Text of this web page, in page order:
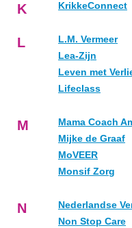
K KrikkeConnect
L
L.M. Vermeer
Lea-Zijn
Leven met
Lifeclass
M
Mama Coach
Mijke de Graaf
MoVEER
Monsif Zorg
N
Nederlandse
Non Stop Care